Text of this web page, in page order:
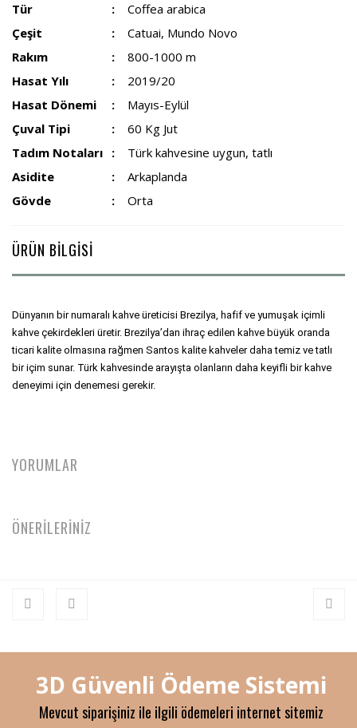
Tür
Coffea arabica
Çeşit
Catuai, Mundo Novo
Rakım
800-1000 m
Hasat Yılı
2019/20
Hasat Dönemi
Mayıs-Eylül
Çuval Tipi
60 Kg Jut
Tadım Notaları
Türk kahvesine uygun, tatlı
Asidite
Arkaplanda
Gövde
Orta
ÜRÜN BİLGİSİ
Dünyanın bir numaralı kahve üreticisi Brezilya, hafif ve yumuşak içimli
kahve çekirdekleri üretir. Brezilya’dan ihraç edilen kahve büyük oranda
ticari kalite olmasına rağmen Santos kalite kahveler daha temiz ve tatlı
bir içim sunar. Türk kahvesinde arayışta olanların daha keyifli bir kahve
deneyimi için denemesi gerekir.
YORUMLAR
ÖNERİLERİNİZ
3D Güvenli Ödeme Sistemi
Mevcut siparişiniz ile ilgili ödemeleri internet sitemiz